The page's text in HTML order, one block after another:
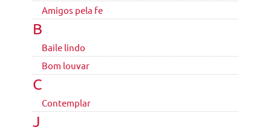
Amigos pela fe
B
Baile lindo
Bom louvar
C
Contemplar
J